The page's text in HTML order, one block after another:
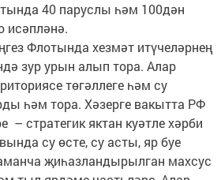
40 паруслы һәм 100дән
исәпләнә.
Флотында хезмәт итүчеләрнең
зур урын алып тора. Алар
төгәллеге һәм су
һәм тора. Хәзерге вакытта РФ
– стратегик яктан куәтле хәрби
су өсте, су асты, яр буе
җиһазландырылган махсус